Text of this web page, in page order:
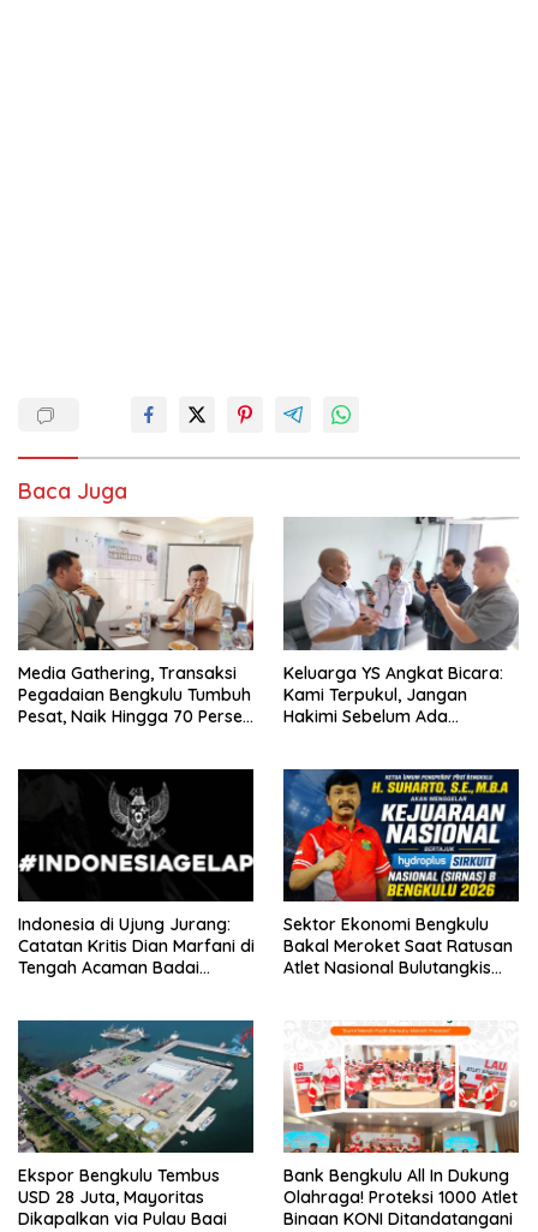
Baca Juga
Media Gathering, Transaksi
Pegadaian Bengkulu Tumbuh
Pesat, Naik Hingga 70 Persen
Keluarga YS Angkat Bicara:
Kami Terpukul, Jangan
Hakimi Sebelum Ada
Indonesia di Ujung Jurang:
Catatan Kritis Dian Marfani di
Tengah Acaman Badai
Sektor Ekonomi Bengkulu
Bakal Meroket Saat Ratusan
Atlet Nasional Bulutangkis
Ekspor Bengkulu Tembus
USD 28 Juta, Mayoritas
Dikapalkan via Pulau Baai
Bank Bengkulu All In Dukung
Olahraga! Proteksi 1000 Atlet
Binaan KONI Ditandatangani